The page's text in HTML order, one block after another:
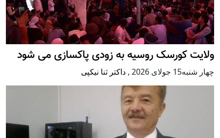
ولایت کورسک روسیه به زودی پاکسازی می شود
چهار شنبه15 جولای 2026 , داکتر ثنا نیکپی